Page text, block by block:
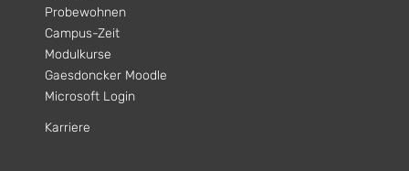
Probewohnen
Campus-Zeit
Modulkurse
Gaesdoncker Moodle
Microsoft Login
Karriere